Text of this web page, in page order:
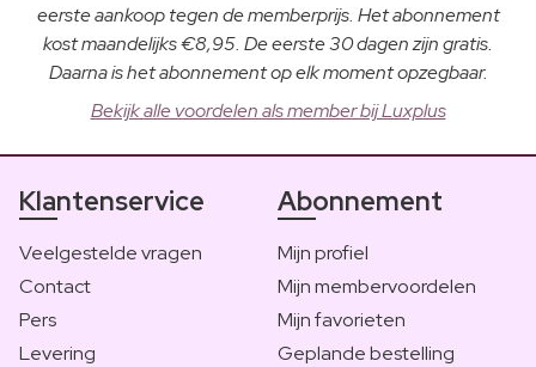
eerste aankoop tegen de memberprijs. Het abonnement
kost maandelijks €8,95. De eerste 30 dagen zijn gratis.
Daarna is het abonnement op elk moment opzegbaar.
Bekijk alle voordelen als member bij Luxplus
Klantenservice
Veelgestelde vragen
Contact
Pers
Levering
Abonnement
Mijn profiel
Mijn membervoordelen
Mijn favorieten
Geplande bestelling